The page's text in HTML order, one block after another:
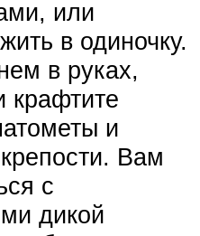
или
в одиночку.
в руках,
крафтите
и
Вам
с
дикой